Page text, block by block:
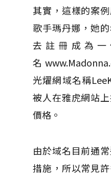
其實，這樣的案
歌手瑪丹娜，她
去註冊成為
名
光燿網域名稱
被人在雅虎網站
價格。
由於域名目前通
措施，所以常見